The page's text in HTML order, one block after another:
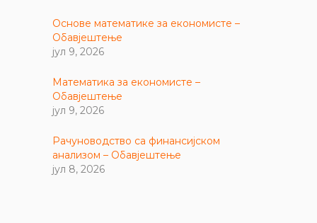
Основе математике за економисте –
Обавјештење
јул 9, 2026
Математика за економисте –
Обавјештење
јул 9, 2026
Рачуноводство са финансијском
анализом – Обавјештење
јул 8, 2026